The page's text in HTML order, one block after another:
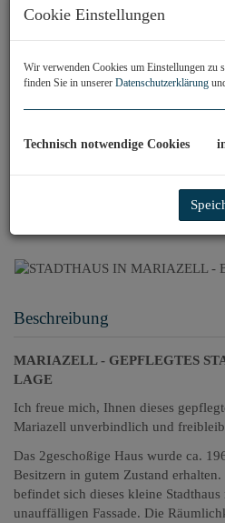
Beschreibung
MARIAZELL - GEPFLEGTES
LAGE
Ich freue mich, Ihnen dieses
Mariazell unverbindlich und
Das 2geschoßige Haus wurde ca.
Besitzern in gutem Zustand
befindet sich dieses kleine
unauffälligen Fassade. Die
Cookie Einstellungen
Wir verwenden Cookies um Einstellungen zu
finden Sie in unserer Datenschutzerklärung
Technisch notwendige Cookies